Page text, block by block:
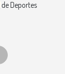
de Deportes